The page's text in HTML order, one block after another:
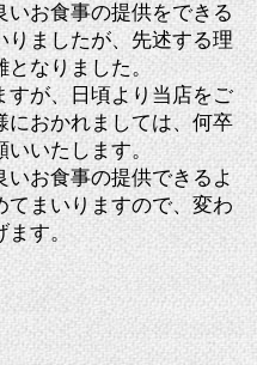
お食事の提供をできる
りましたが、先述する理
となりました。
すが、日頃より当店をご
におかれましては、何卒
いたします。
お食事の提供できるよ
てまいりますので、変わ
ます。